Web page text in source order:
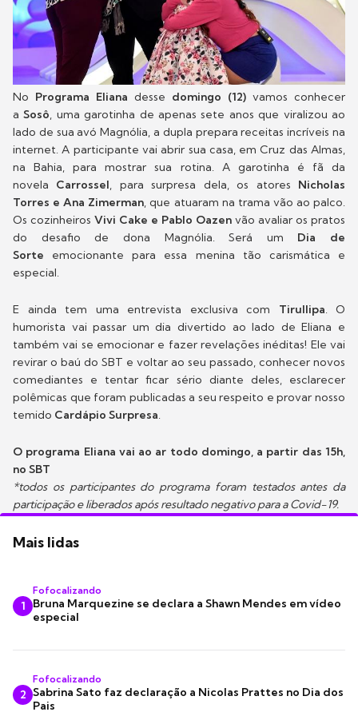
No Programa Eliana desse domingo (12) vamos conhecer
aSosô, uma garotinha de apenas sete anos que viralizou ao
lado de sua avó Magnólia, a dupla prepara receitas incríveis na
internet. A participante vai abrir sua casa, em Cruz das Almas,
na Bahia, para mostrar sua rotina. A garotinha é fã da
novela Carrossel, para surpresa dela, os atores Nicholas
Torres e Ana Zimerman, que atuaram na trama vão ao palco.
Os cozinheiros Vivi Cake e Pablo Oazen vão avaliar os pratos
do desafio de dona Magnólia. Será um Dia de
Sorte emocionante para essa menina tão carismática e
especial.
E ainda tem uma entrevista exclusiva com Tirullipa. O
humorista vai passar um dia divertido ao lado de Eliana e
também vai se emocionar e fazer revelações inéditas! Ele vai
revirar o baú do SBT e voltar ao seu passado, conhecer novos
comediantes e tentar ficar sério diante deles, esclarecer
polêmicas que foram publicadas a seu respeito e provar nosso
temido Cardápio Surpresa.
O programa Eliana vai ao ar todo domingo, a partir das 15h,
no SBT
*todos os participantes do programa foram testados antes da
participação e liberados após resultado negativo para a Covid-19.
Mais lidas
1
Fofocalizando
Bruna Marquezine se declara a Shawn Mendes em vídeo
especial
2
Fofocalizando
Sabrina Sato faz declaração a Nicolas Prattes no Dia dos
Pais